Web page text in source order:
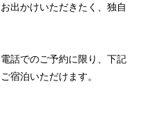
出かけいただきたく、独自
話でのご予約に限り、下記
宿泊いただけます。